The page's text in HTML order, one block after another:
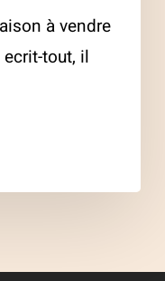
à vendre
tout, il